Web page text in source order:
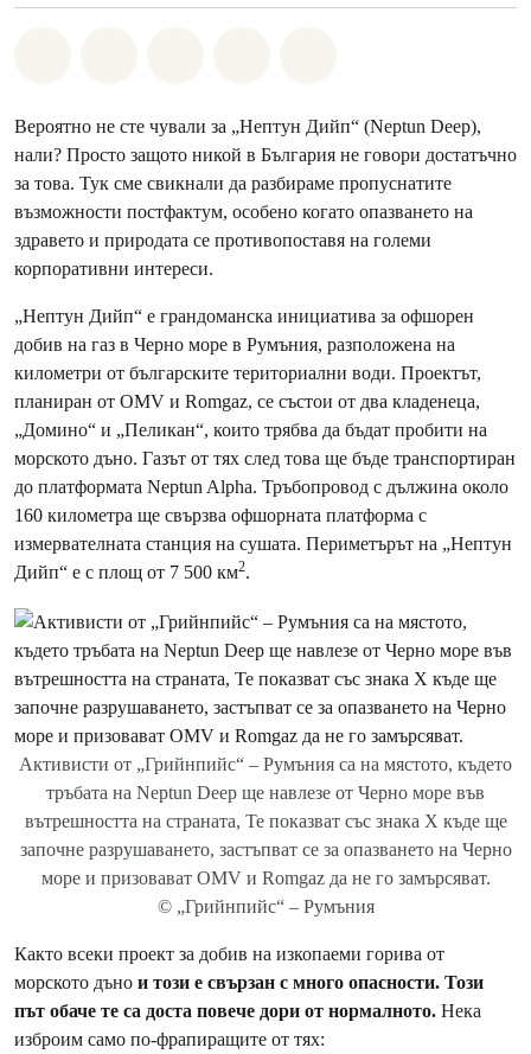
Вероятно не сте чували за „Нептун Дийп“ (Neptun Deep),
нали? Просто защото никой в България не говори достатъчно
за това. Тук сме свикнали да разбираме пропуснатите
възможности постфактум, особено когато опазването на
здравето и природата се противопоставя на големи
корпоративни интереси.
„Нептун Дийп“ е грандоманска инициатива за офшорен
добив на газ в Черно море в Румъния, разположена на
километри от българските териториални води. Проектът,
планиран от OMV и Romgaz, се състои от два кладенеца,
„Домино“ и „Пеликан“, които трябва да бъдат пробити на
морското дъно. Газът от тях след това ще бъде транспортиран
до платформата Neptun Alpha. Тръбопровод с дължина около
160 километра ще свързва офшорната платформа с
измервателната станция на сушата. Периметърът на „Нептун
Дийп“ е с площ от 7 500 км2.
Активисти от „Грийнпийс“ – Румъния са на мястото, където
тръбата на Neptun Deep ще навлезе от Черно море във
вътрешността на страната, Те показват със знака Х къде ще
започне разрушаването, застъпват се за опазването на Черно
море и призовават OMV и Romgaz да не го замърсяват.
© „Грийнпийс“ – Румъния
Както всеки проект за добив на изкопаеми горива от
морското дъно и този е свързан с много опасности. Този
път обаче те са доста повече дори от нормалното. Нека
изброим само по-фрапиращите от тях: